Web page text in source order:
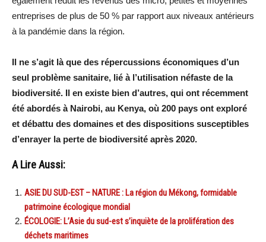
entreprises de plus de 50 % par rapport aux niveaux antérieurs
à la pandémie dans la région.
Il ne s’agit là que des répercussions économiques d’un
seul problème sanitaire, lié à l’utilisation néfaste de la
biodiversité. Il en existe bien d’autres, qui ont récemment
été abordés à Nairobi, au Kenya, où 200 pays ont exploré
et débattu des domaines et des dispositions susceptibles
d’enrayer la perte de biodiversité après 2020.
A Lire Aussi:
ASIE DU SUD-EST – NATURE : La région du Mékong, formidable
patrimoine écologique mondial
ÉCOLOGIE: L’Asie du sud-est s’inquiète de la prolifération des
déchets maritimes